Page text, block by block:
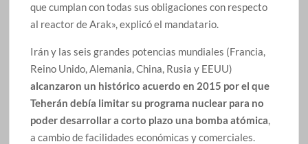
que cumplan con todas sus obligaciones con respecto
al reactor de Arak», explicó el mandatario.
Irán y las seis grandes potencias mundiales (Francia,
Reino Unido, Alemania, China, Rusia y EEUU)
alcanzaron un histórico acuerdo en 2015 por el que
Teherán debía limitar su programa nuclear para no
poder desarrollar a corto plazo una bomba atómica,
a cambio de facilidades económicas y comerciales.